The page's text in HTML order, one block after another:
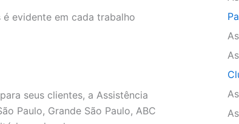
evidente em cada trabalho
seus clientes, a Assistência
Paulo, Grande São Paulo, ABC